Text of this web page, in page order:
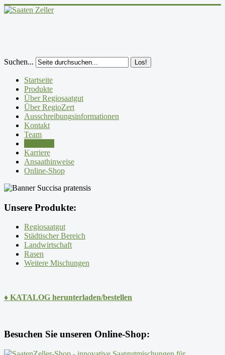
Suchen... Los!
Startseite
Produkte
Über Regiosaatgut
Über RegioZert
Ausschreibungsinformationen
Kontakt
Team
Karriere
Ansaathinweise
Online-Shop
Unsere Produkte:
Regiosaatgut
Städtischer Bereich
Landwirtschaft
Rasen
Weitere Mischungen
♦ KATALOG herunterladen/bestellen
Besuchen Sie unseren Online-Shop: